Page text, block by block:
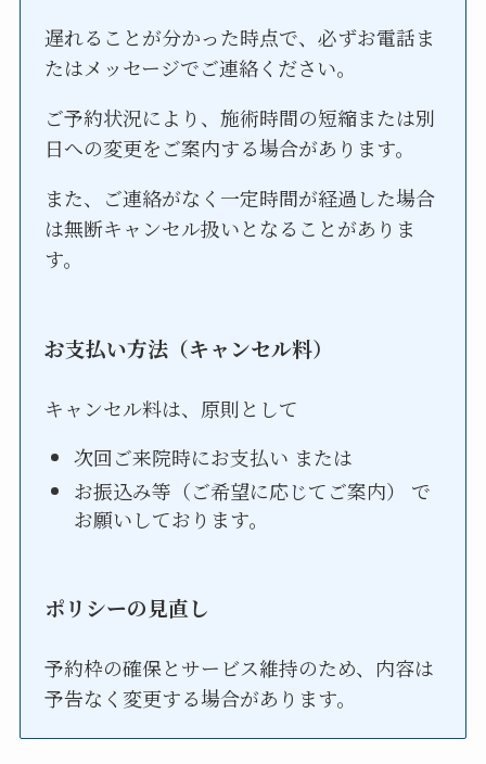
遅れることが分かった時点で、必ずお電話ま
たはメッセージでご連絡ください。
ご予約状況により、施術時間の短縮または別
日への変更をご案内する場合があります。
また、ご連絡がなく一定時間が経過した場合
は無断キャンセル扱いとなることがありま
す。
お支払い方法（キャンセル料）
キャンセル料は、原則として
次回ご来院時にお支払い または
お振込み等（ご希望に応じてご案内） で
お願いしております。
ポリシーの見直し
予約枠の確保とサービス維持のため、内容は
予告なく変更する場合があります。